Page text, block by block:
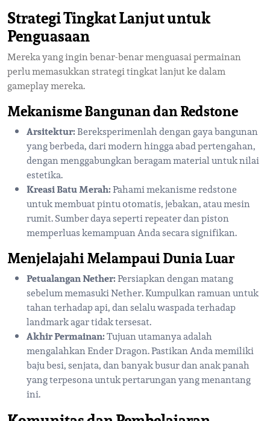
Strategi Tingkat Lanjut untuk
Penguasaan
Mereka yang ingin benar-benar menguasai permainan
perlu memasukkan strategi tingkat lanjut ke dalam
gameplay mereka.
Mekanisme Bangunan dan Redstone
Arsitektur:Bereksperimenlah dengan gaya bangunan
yang berbeda, dari modern hingga abad pertengahan,
dengan menggabungkan beragam material untuk nilai
estetika.
Kreasi Batu Merah:Pahami mekanisme redstone
untuk membuat pintu otomatis, jebakan, atau mesin
rumit. Sumber daya seperti repeater dan piston
memperluas kemampuan Anda secara signifikan.
Menjelajahi Melampaui Dunia Luar
Petualangan Nether:Persiapkan dengan matang
sebelum memasuki Nether. Kumpulkan ramuan untuk
tahan terhadap api, dan selalu waspada terhadap
landmark agar tidak tersesat.
Akhir Permainan:Tujuan utamanya adalah
mengalahkan Ender Dragon. Pastikan Anda memiliki
baju besi, senjata, dan banyak busur dan anak panah
yang terpesona untuk pertarungan yang menantang
ini.